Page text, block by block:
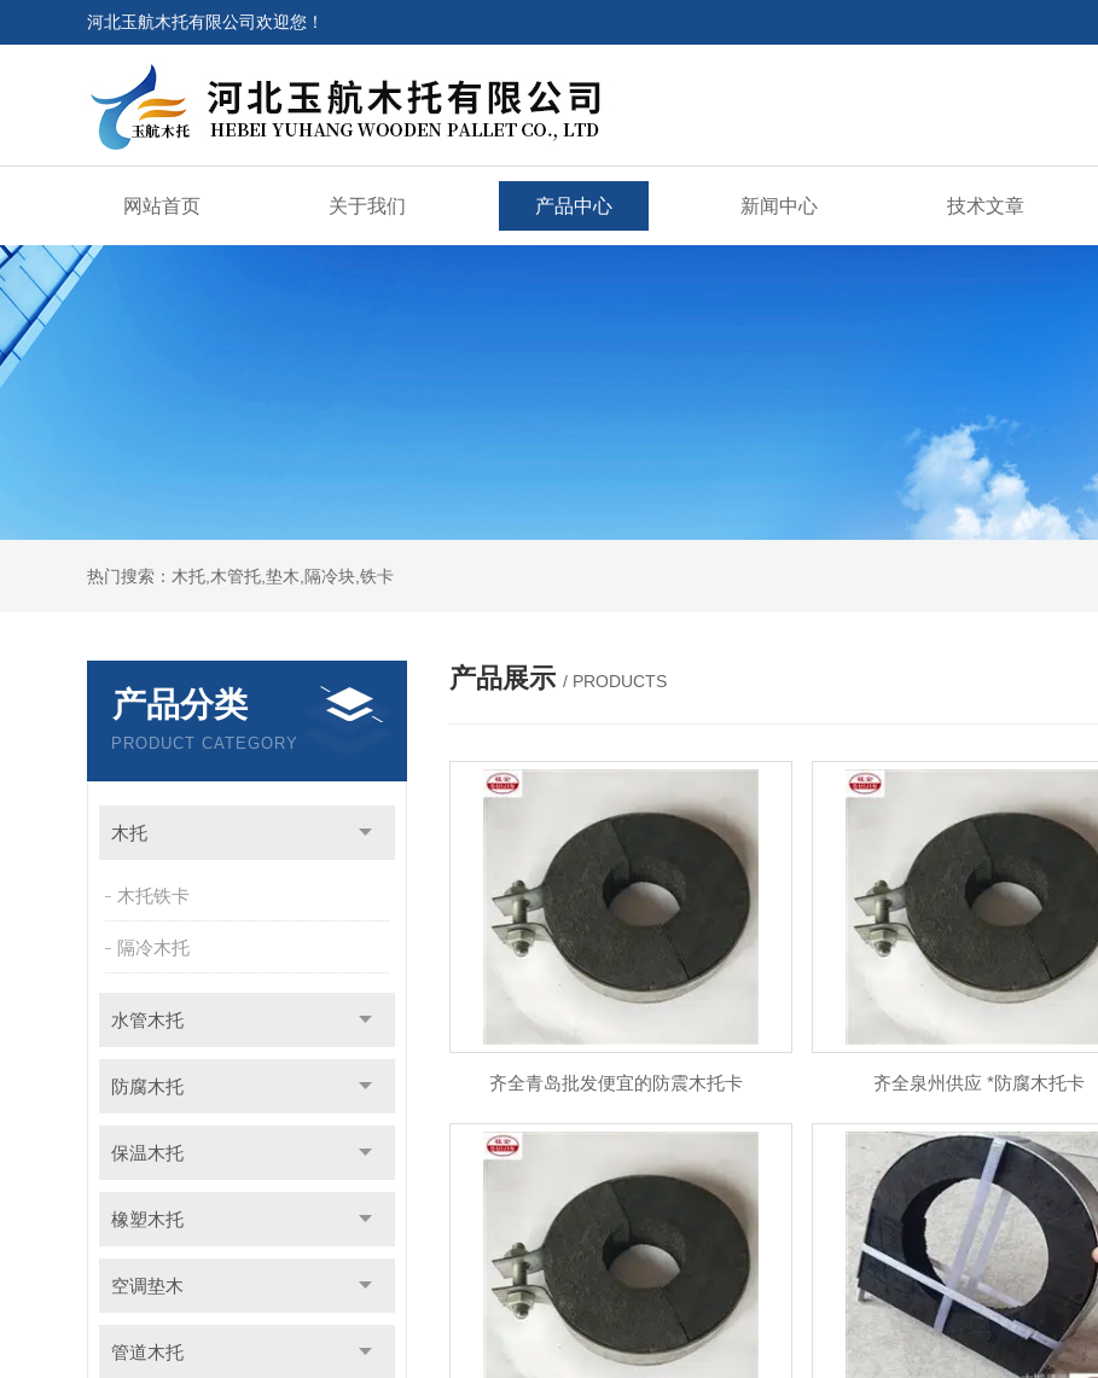
河北玉航木托有限公司欢迎您！
网站首页 关于我们 产品中心 新闻中心 技术文章
热门搜索：木托,木管托,垫木,隔冷块,铁卡
产品分类
PRODUCT CATEGORY
木托
木托铁卡
隔冷木托
水管木托
防腐木托
保温木托
橡塑木托
空调垫木
管道木托
产品展示 / PRODUCTS
齐全青岛批发便宜的防震木托卡 齐全泉州供应 *防腐木托卡